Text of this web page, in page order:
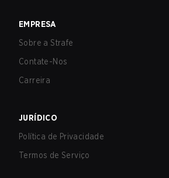
EMPRESA
Sobre a Strafe
Contate-Nos
Carreira
JURÍDICO
Política de Privacidade
Termos de Serviço